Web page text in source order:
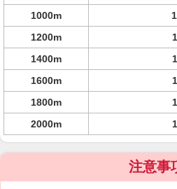
1000m
1200m
1400m
1600m
1800m
2000m
注意事